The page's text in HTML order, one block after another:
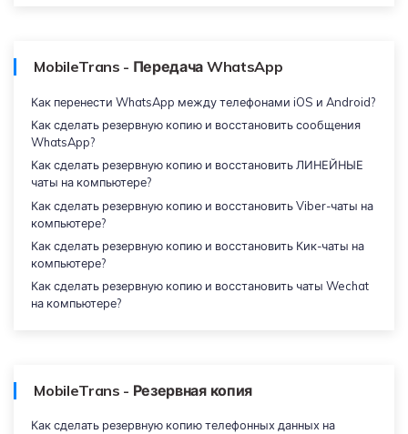
MobileTrans - Передача WhatsApp
Как перенести WhatsApp между телефонами iOS и Android?
Как сделать резервную копию и восстановить сообщения
WhatsApp?
Как сделать резервную копию и восстановить ЛИНЕЙНЫЕ
чаты на компьютере?
Как сделать резервную копию и восстановить Viber-чаты на
компьютере?
Как сделать резервную копию и восстановить Кик-чаты на
компьютере?
Как сделать резервную копию и восстановить чаты Wechat
на компьютере?
MobileTrans - Резервная копия
Как сделать резервную копию телефонных данных на